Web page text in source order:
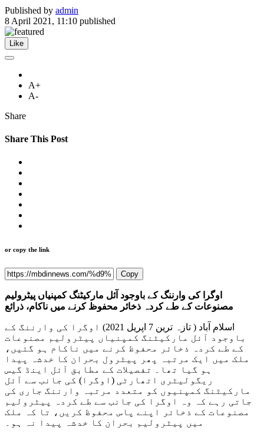
Published by admin
8 April 2021, 11:10 published
Like
A+
A-
Share
Share This Post
or copy the link
Copy
اوگرا کی وارننگ کے باوجود آئل مارکیٹنگ کمپنیاں پیٹرولیم
مصنوعات کے طے کردہ ذخائر محفوظ کرنے میں ناکام، ذرائع
اسلام آباد ( تازہ ترین 7 اپریل 2021) اوگرا کی وارننگ کے
باوجود آئل مارکیٹنگ کمپنیاں پیٹرولیم مصنوعات
کے طے کردہ ذخائر محفوظ کرنے میں ناکام ہو گئیں،
ملک میں ایک مرتبہ پھر پیٹرول بحران کا خدشہ پیدا
ہو گیا تھا۔ تفصیلات کے مطابق آئل اینڈ گیس
ریگولیٹری اتھارٹی (اوگرا) کی جانب سے آئل
مارکیٹنگ کمپنیوں کو متعدد مرتبہ وارننگ جاری کی
جاتی رہے کہ وہ اوگرا کی جانب سے طے کردہ پیٹرولیم
مصنوعات کے ذخائر اپنے پاس محفوظ کریں، تا کہ ملک
میں پیٹرولیم بحران کا خدشہ پیدا نہ ہو۔